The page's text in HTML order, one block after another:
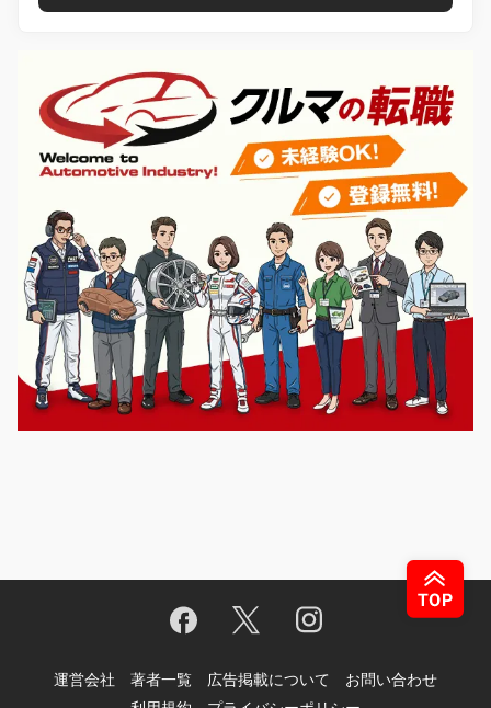
運営会社 著者一覧 広告掲載について
お問い合わせ